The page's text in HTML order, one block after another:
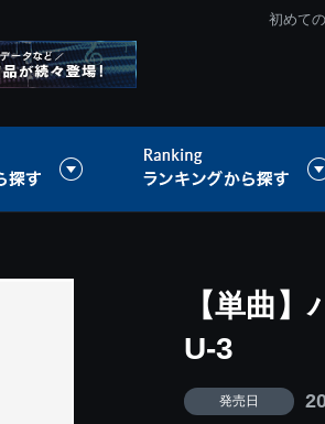
初めて
【単曲
U-3
発売日